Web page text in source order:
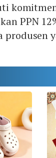
PPN
produsen